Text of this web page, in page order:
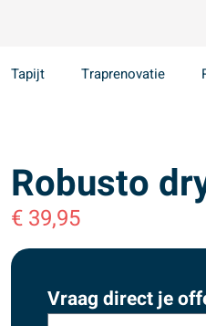
Tapijt Traprenovatie
Robusto
€ 39,95
Vraag direct je